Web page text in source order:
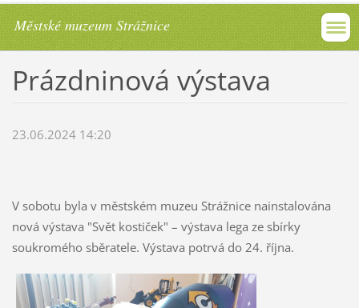
Městské muzeum Strážnice
Prázdninová výstava
23.06.2024 14:20
V sobotu byla v městském muzeu Strážnice nainstalována
nová výstava "Svět kostiček" – výstava lega ze sbírky
soukromého sběratele. Výstava potrvá do 24. října.